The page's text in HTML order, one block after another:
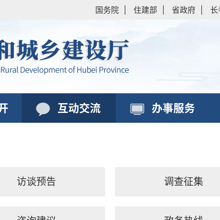
国务院 住建部 省政府
互动交流 办事服务
访谈预告 调查征集